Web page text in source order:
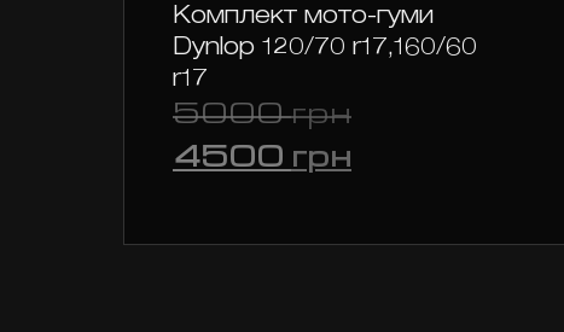
Комплект мото-гуми
Dynlop 120/70 r17,160/60
r17
5000грнОригінальна
4500грн
4500 грн.